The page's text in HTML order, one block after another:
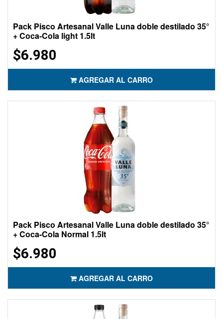
Pack Pisco Artesanal Valle Luna doble destilado 35°
+ Coca-Cola light 1.5lt
$6.980
AGREGAR AL CARRO
Pack Pisco Artesanal Valle Luna doble destilado 35°
+ Coca-Cola Normal 1.5lt
$6.980
AGREGAR AL CARRO